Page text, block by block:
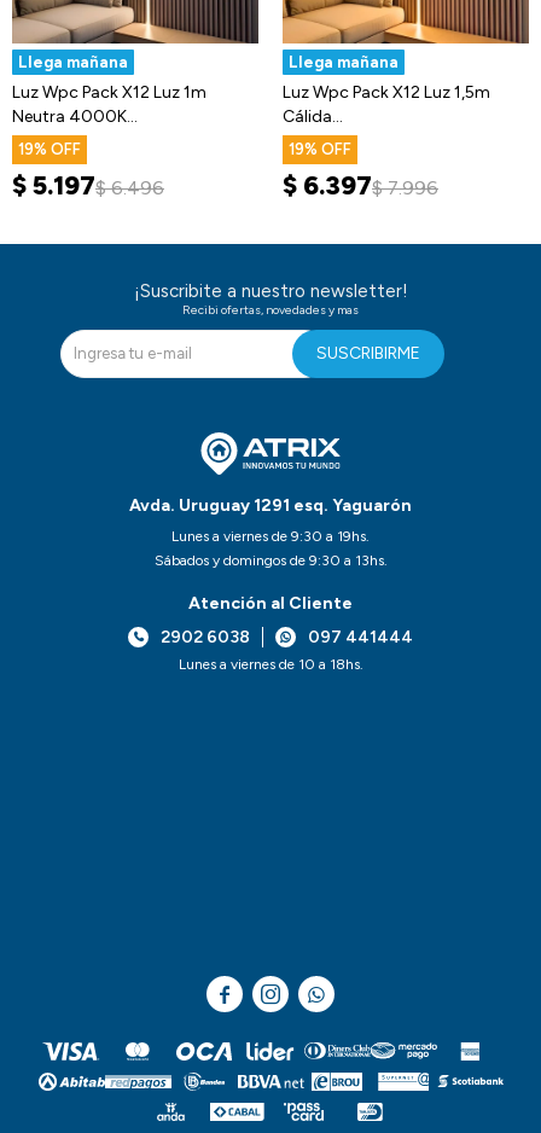
Llega mañana
Luz Wpc Pack X12 Luz 1m
Neutra 4000K
+Transformador + Dimmer
19
$5.197$ 6.496
Llega mañana
Luz Wpc Pack X12 Luz 1,5m
Cálida
3000K+Transformador+
Dimmer
19
$ 6.397$ 7.996
Avda. Uruguay 1291 esq. Yaguarón
Lunes a viernes de 9:30 a 19hs.
Sábados y domingos de 9:30 a 13hs.
Atención al Cliente
2902 6038
097 441444
Lunes a viernes de 10 a 18hs.
¡Suscribite a nuestro newsletter!
Recibi ofertas, novedades y mas
SUSCRIBIRME
  